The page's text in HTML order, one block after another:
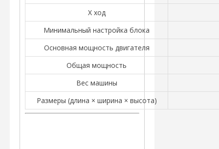
X ход
Минимальный настройка блока
Основная мощность двигателя
Общая мощность
Вес машины
Размеры (длина × ширина × высота)